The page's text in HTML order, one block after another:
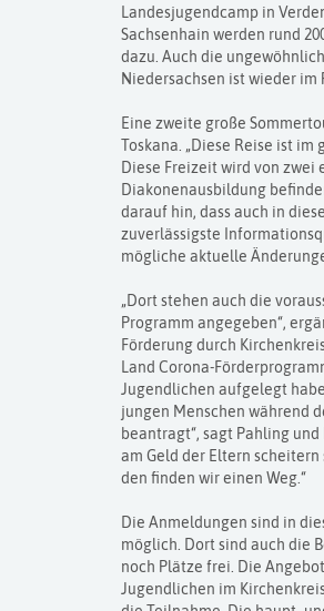
Landesjugendcamp in
Sachsenhain werden rund
dazu. Auch die
Niedersachsen ist wieder im
Eine zweite große
Toskana. „Diese Reise ist
Diese Freizeit wird von
Diakonenausbildung
darauf hin, dass auch in
zuverlässigste
mögliche aktuelle
„Dort stehen auch die
Programm angegeben“,
Förderung durch
Land Corona-
Jugendlichen aufgelegt
jungen Menschen während
beantragt“, sagt Pahling
am Geld der Eltern
den finden wir einen Weg.“
Die Anmeldungen sind in
möglich. Dort sind auch die
noch Plätze frei. Die
Jugendlichen im